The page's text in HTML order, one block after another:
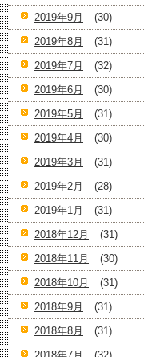
2019年9月
(30)
2019年8月
(31)
2019年7月
(32)
2019年6月
(30)
2019年5月
(31)
2019年4月
(30)
2019年3月
(31)
2019年2月
(28)
2019年1月
(31)
2018年12月
(31)
2018年11月
(30)
2018年10月
(31)
2018年9月
(31)
2018年8月
(31)